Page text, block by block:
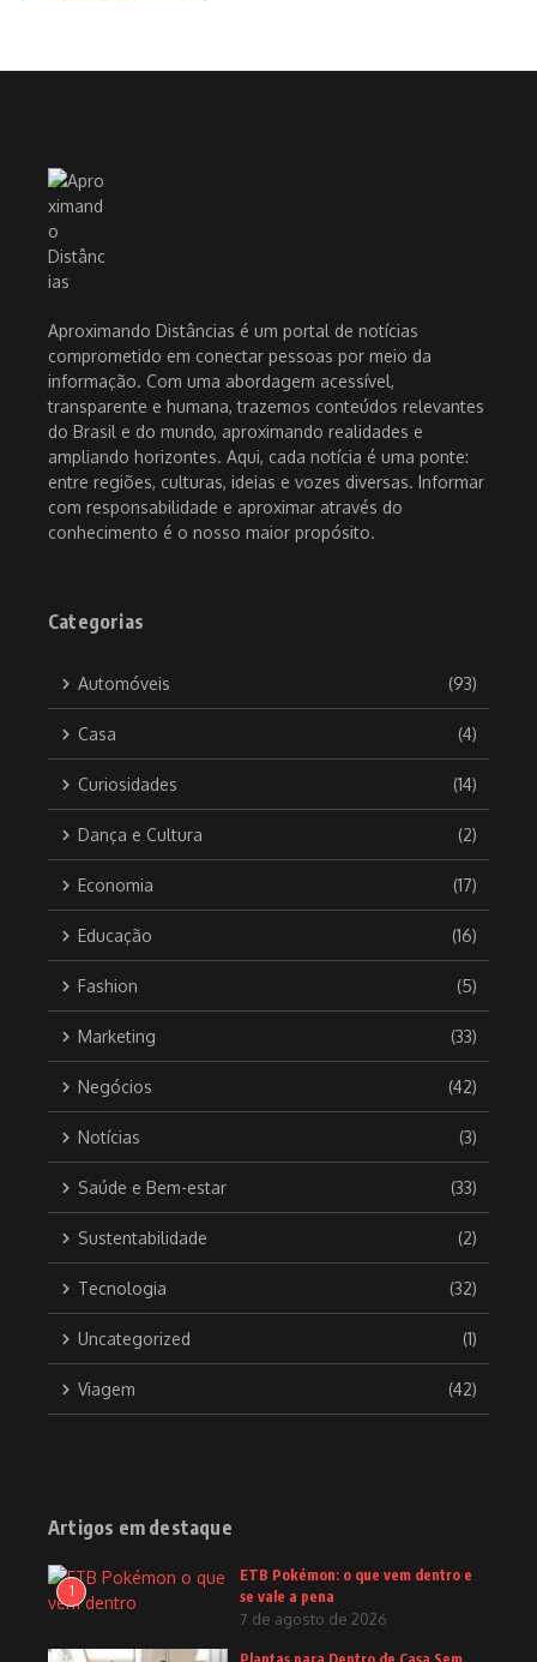
Aproximando Distâncias é um portal de notícias
comprometido em conectar pessoas por meio da
informação. Com uma abordagem acessível,
transparente e humana, trazemos conteúdos relevantes
do Brasil e do mundo, aproximando realidades e
ampliando horizontes. Aqui, cada notícia é uma ponte:
entre regiões, culturas, ideias e vozes diversas. Informar
com responsabilidade e aproximar através do
conhecimento é o nosso maior propósito.
Categorias
Automóveis (93)
Casa (4)
Curiosidades (14)
Dança e Cultura (2)
Economia (17)
Educação (16)
Fashion (5)
Marketing (33)
Negócios (42)
Notícias (3)
Saúde e Bem-estar (33)
Sustentabilidade (2)
Tecnologia (32)
Uncategorized (1)
Viagem (42)
Artigos em destaque
1
ETB Pokémon: o que vem dentro e
se vale a pena
7 de agosto de 2026